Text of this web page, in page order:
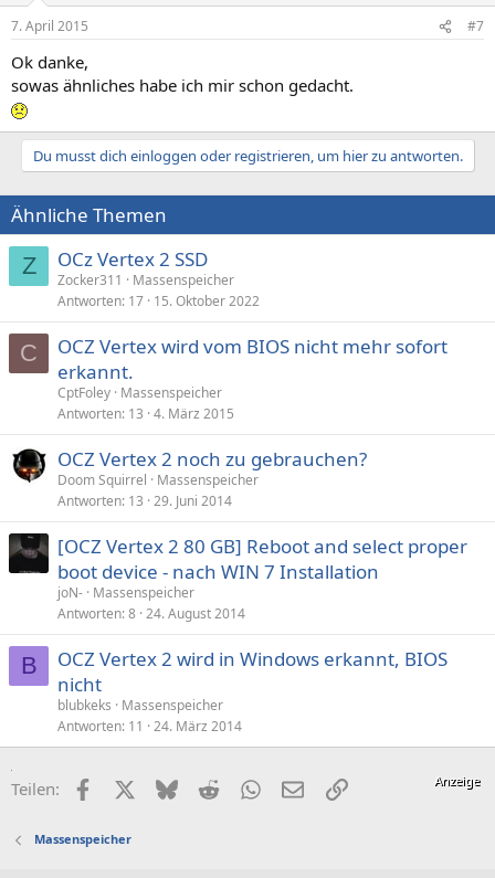
7. April 2015 #7
Ok danke,
sowas ähnliches habe ich mir schon gedacht.
Du musst dich einloggen oder registrieren, um hier zu antworten.
Ähnliche Themen
Z OCz Vertex 2 SSD
Zocker311
Massenspeicher
Antworten 17 15. Oktober 2022
C
OCZ Vertex wird vom BIOS nicht mehr sofort
erkannt.
CptFoley Massenspeicher
Antworten 13 4. März 2015
OCZ Vertex 2 noch zu gebrauchen?
Doom Squirrel
Massenspeicher
Antworten 13 29. Juni 2014
[OCZ Vertex 2 80 GB] Reboot and select proper
boot device - nach WIN 7 Installation
joN- Massenspeicher
Antworten 8 24. August 2014
B
OCZ Vertex 2 wird in Windows erkannt, BIOS
nicht
blubkeks
Massenspeicher
Antworten 11 24. März 2014
Teilen: FacebookX (Twitter)
BlueskyRedditWhatsApp
E-MailLink
Massenspeicher